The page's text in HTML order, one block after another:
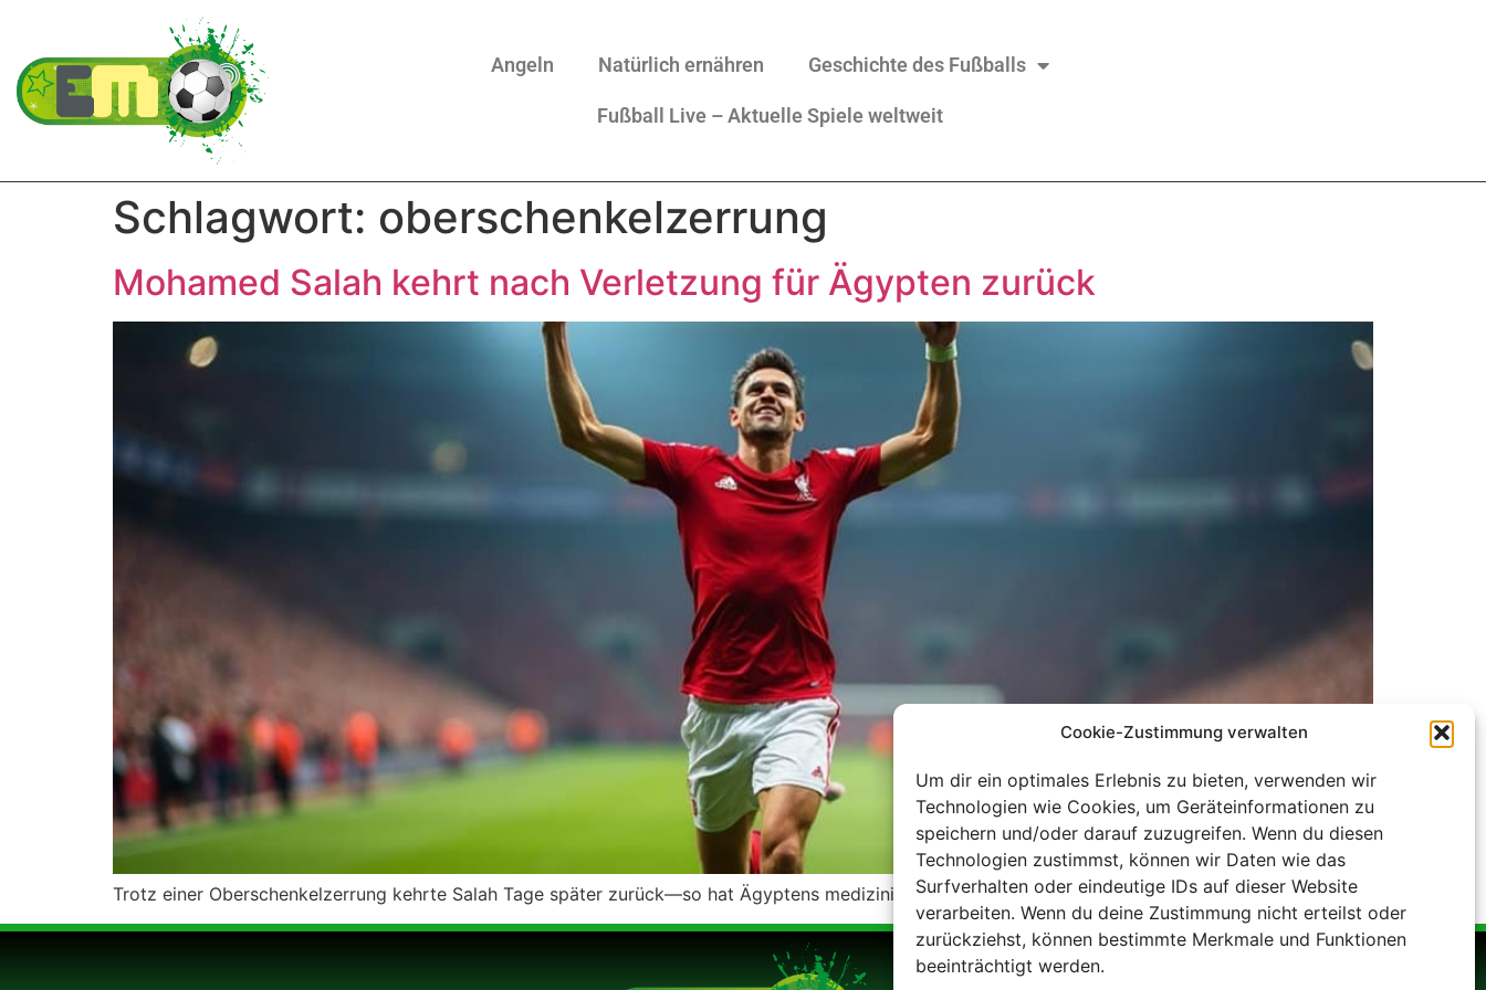
Cookie-Zustimmung verwalten
Um dir ein optimales Erlebnis zu bieten, verwenden wir
Technologien wie Cookies, um Geräteinformationen zu
speichern und/oder darauf zuzugreifen. Wenn du diesen
Technologien zustimmst, können wir Daten wie das
Surfverhalten oder eindeutige IDs auf dieser Website
verarbeiten. Wenn du deine Zustimmung nicht erteilst oder
zurückziehst, können bestimmte Merkmale und Funktionen
beeinträchtigt werden.
Angeln Natürlich ernähren Geschichte des Fußballs
Fußball Live – Aktuelle Spiele weltweit
Schlagwort: oberschenkelzerrung
Mohamed Salah kehrt nach Verletzung für Ägypten zurück
Trotz einer Oberschenkelzerrung kehrte Salah Tage später zurück—so hat Ägyptens medizinisches Team diese riskante Entscheidung getroffen.